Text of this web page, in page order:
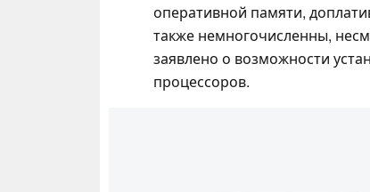
оперативной памяти,
также немногочисленны,
заявлено о возможности
процессоров.